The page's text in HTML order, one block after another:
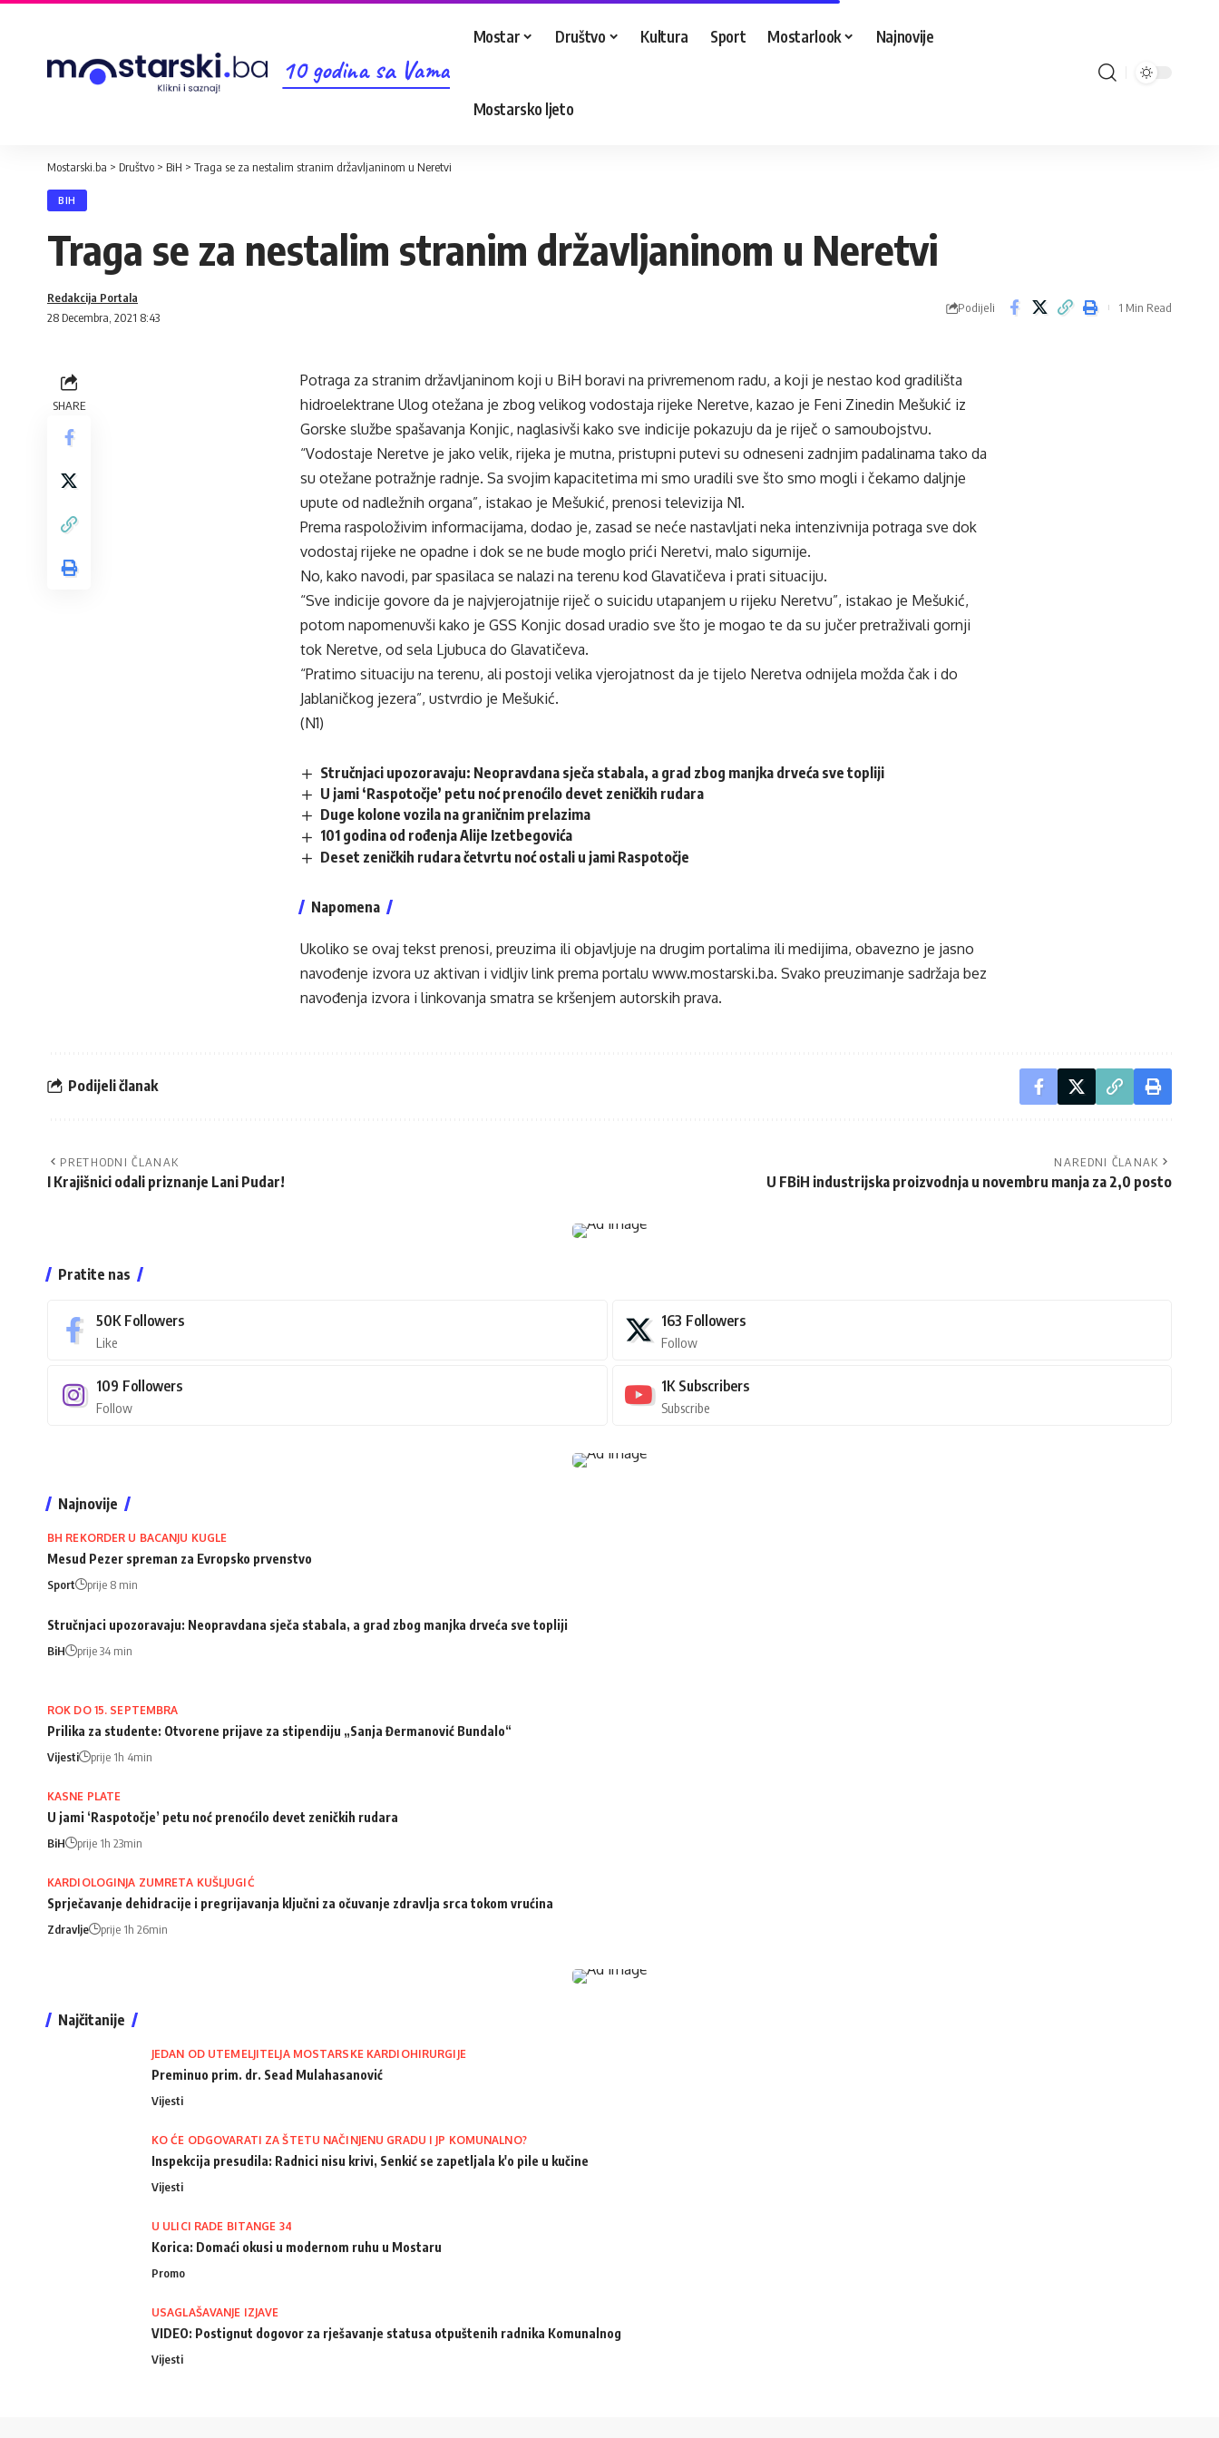
10 godina sa Vama
Mostar Društvo Kultura Sport Mostarlook Najnovije
Mostarsko ljeto
Mostarski.ba > Društvo > BiH > Traga se za nestalim stranim državljaninom u Neretvi
BIH
Traga se za nestalim stranim državljaninom u Neretvi
28 Decembra, 2021 8:43
Redakcija Portala
Podijeli 1 Min Read
SHARE
Potraga za stranim državljaninom koji u BiH boravi na privremenom radu, a koji je nestao kod gradilišta
hidroelektrane Ulog otežana je zbog velikog vodostaja rijeke Neretve, kazao je Feni Zinedin Mešukić iz
Gorske službe spašavanja Konjic, naglasivši kako sve indicije pokazuju da je riječ o samoubojstvu.
“Vodostaje Neretve je jako velik, rijeka je mutna, pristupni putevi su odneseni zadnjim padalinama tako da
su otežane potražnje radnje. Sa svojim kapacitetima mi smo uradili sve što smo mogli i čekamo daljnje
upute od nadležnih organa”, istakao je Mešukić, prenosi televizija N1.
Prema raspoloživim informacijama, dodao je, zasad se neće nastavljati neka intenzivnija potraga sve dok
vodostaj rijeke ne opadne i dok se ne bude moglo prići Neretvi, malo sigurnije.
No, kako navodi, par spasilaca se nalazi na terenu kod Glavatičeva i prati situaciju.
“Sve indicije govore da je najvjerojatnije riječ o suicidu utapanjem u rijeku Neretvu”, istakao je Mešukić,
potom napomenuvši kako je GSS Konjic dosad uradio sve što je mogao te da su jučer pretraživali gornji
tok Neretve, od sela Ljubuca do Glavatičeva.
“Pratimo situaciju na terenu, ali postoji velika vjerojatnost da je tijelo Neretva odnijela možda čak i do
Jablaničkog jezera”, ustvrdio je Mešukić.
(N1)
Stručnjaci upozoravaju: Neopravdana sječa stabala, a grad zbog manjka drveća sve topliji
U jami ‘Raspotočje’ petu noć prenoćilo devet zeničkih rudara
Duge kolone vozila na graničnim prelazima
101 godina od rođenja Alije Izetbegovića
Deset zeničkih rudara četvrtu noć ostali u jami Raspotočje
Napomena
Ukoliko se ovaj tekst prenosi, preuzima ili objavljuje na drugim portalima ili medijima, obavezno je jasno
navođenje izvora uz aktivan i vidljiv link prema portalu www.mostarski.ba. Svako preuzimanje sadržaja bez
navođenja izvora i linkovanja smatra se kršenjem autorskih prava.
Podijeli članak
PRETHODNI ČLANAK
I Krajišnici odali priznanje Lani Pudar!
NAREDNI ČLANAK
U FBiH industrijska proizvodnja u novembru manja za 2,0 posto
Pratite nas
50K Followers
Like
163 Followers
Follow
109 Followers
Follow
1K Subscribers
Subscribe
Najnovije
BH REKORDER U BACANJU KUGLE
Mesud Pezer spreman za Evropsko prvenstvo
Sport prije 8 min
Stručnjaci upozoravaju: Neopravdana sječa stabala, a grad zbog manjka drveća sve topliji
BiH prije 34 min
ROK DO 15. SEPTEMBRA
Prilika za studente: Otvorene prijave za stipendiju „Sanja Đermanović Bundalo“
Vijesti prije 1h 4min
KASNE PLATE
U jami ‘Raspotočje’ petu noć prenoćilo devet zeničkih rudara
BiH prije 1h 23min
KARDIOLOGINJA ZUMRETA KUŠLJUGIĆ
Sprječavanje dehidracije i pregrijavanja ključni za očuvanje zdravlja srca tokom vrućina
Zdravlje prije 1h 26min
Najčitanije
JEDAN OD UTEMELJITELJA MOSTARSKE KARDIOHIRURGIJE
Preminuo prim. dr. Sead Mulahasanović
Vijesti
KO ĆE ODGOVARATI ZA ŠTETU NAČINJENU GRADU I JP KOMUNALNO?
Inspekcija presudila: Radnici nisu krivi, Senkić se zapetljala k'o pile u kučine
Vijesti
U ULICI RADE BITANGE 34
Korica: Domaći okusi u modernom ruhu u Mostaru
Promo
USAGLAŠAVANJE IZJAVE
VIDEO: Postignut dogovor za rješavanje statusa otpuštenih radnika Komunalnog
Vijesti